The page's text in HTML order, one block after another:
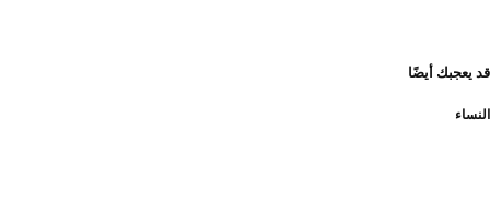
قد يعجبك أيضًا
النساء